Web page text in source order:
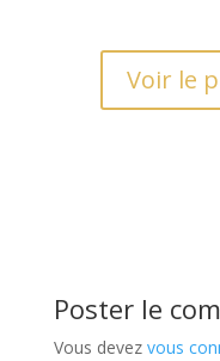
Voir le
Poster le
Vous devez vous